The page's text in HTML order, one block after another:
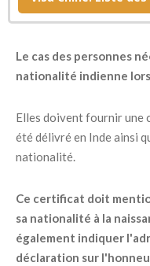
déclaration sur l'honneur.
Le cas des personnes
nationalité indienne
Elles doivent fournir une
été délivré en Inde ainsi
nationalité.
Ce certificat doit
sa nationalité à la
également indiquer
déclaration sur